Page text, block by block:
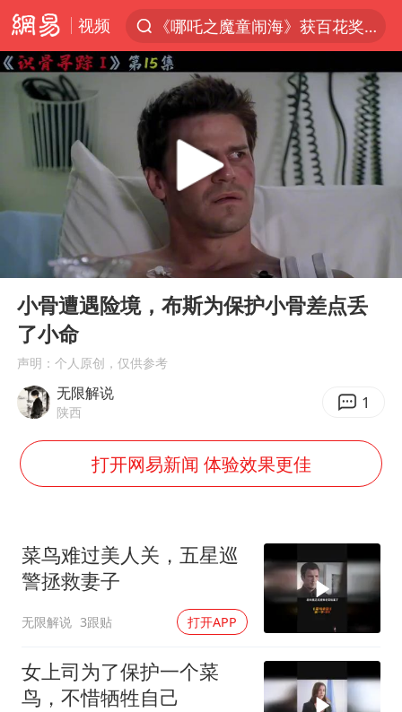
视频
《哪吒之魔童闹海》获百花奖最佳影片
外交部：百余名菲律宾公民因非法就业、非法居留被依法处理
重大涉诈逃犯檀某落网
外交部：藏南地区是中国领土
百花奖完整获奖名单公布
哥伦比亚强震已致超20人死亡
哥伦比亚发生7.5级地震
伊朗最高领袖将任命数名高级指挥官
广岛长崎的昨天未必不会是日本的明天
国内发现多起“Sorry”勒索病毒攻击
高铁双人座被免票儿童挤成3人座
公安部通报：抓获犯罪嫌疑人8200余名
易烊千玺金鸡百花双料影帝
Play
00:00
小骨遭遇险境，布斯为保护小骨差点丢
了小命
声明：个人原创，仅供参考
无限解说
陕西 1
打开网易新闻 体验效果更佳
菜鸟难过美人关，五星巡
警拯救妻子
无限解说 3跟贴 打开APP
女上司为了保护一个菜
鸟，不惜牺牲自己